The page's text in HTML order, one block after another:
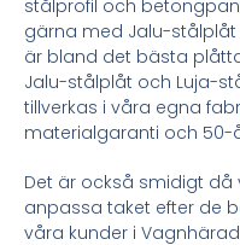
stålprofil och
gärna med Jalu-
är bland det bästa
Jalu-stålplåt och Luja-
tillverkas i våra egna
materialgaranti och 50-
Det är också smidigt
anpassa taket efter de
våra kunder i